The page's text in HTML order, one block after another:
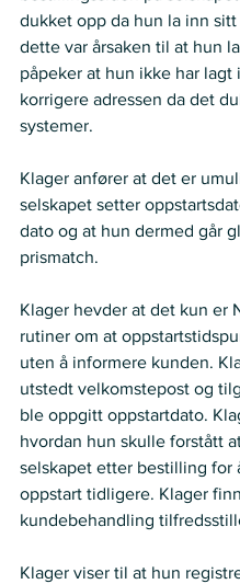
dukket opp da hun la inn
dette var årsaken til at hun
påpeker at hun ikke har
korrigere adressen da det
systemer.
Klager anfører at det er
selskapet setter
dato og at hun dermed går
prismatch.
Klager hevder at det kun er
rutiner om at
uten å informere kunden.
utstedt velkomstepost og
ble oppgitt oppstartdato.
hvordan hun skulle forstått
selskapet etter bestilling for
oppstart tidligere. Klager
kundebehandling
Klager viser til at hun